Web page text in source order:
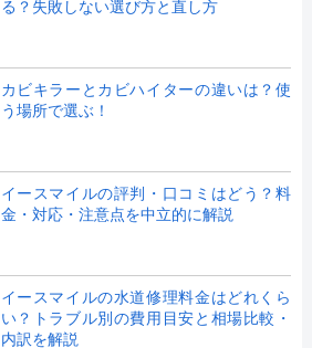
る？失敗しない選び方と直し方
カビキラーとカビハイターの違いは？使
う場所で選ぶ！
イースマイルの評判・口コミはどう？料
金・対応・注意点を中立的に解説
イースマイルの水道修理料金はどれくら
い？トラブル別の費用目安と相場比較・
内訳を解説